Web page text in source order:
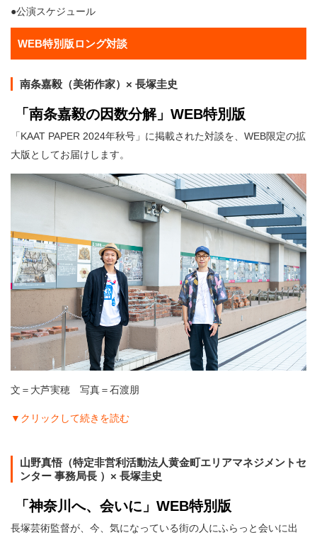
●公演スケジュール
WEB特別版ロング対談
南条嘉毅（美術作家）× 長塚圭史
「南条嘉毅の因数分解」WEB特別版
「KAAT PAPER 2024年秋号」に掲載された対談を、WEB限定の拡
大版としてお届けします。
文＝大芦実穂 写真＝石渡朋
▼クリックして続きを読む
山野真悟（特定非営利活動法人黄金町エリアマネジメントセ
ンター 事務局長 ）× 長塚圭史
「神奈川へ、会いに」WEB特別版
長塚芸術監督が、今、気になっている街の人にふらっと会いに出